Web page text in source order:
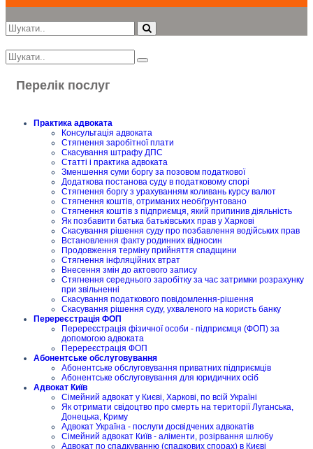
Перелік послуг
Практика адвоката
Консультація адвоката
Стягнення заробітної плати
Скасування штрафу ДПС
Статті і практика адвоката
Зменшення суми боргу за позовом податкової
Додаткова постанова суду в податковому спорі
Стягнення боргу з урахуванням коливань курсу валют
Стягнення коштів, отриманих необґрунтовано
Стягнення коштів з підприємця, який припинив діяльність
Як позбавити батька батьківських прав у Харкові
Скасування рішення суду про позбавлення водійських прав
Встановлення факту родинних відносин
Продовження терміну прийняття спадщини
Стягнення інфляційних втрат
Внесення змін до актового запису
Стягнення середнього заробітку за час затримки розрахунку
при звільненні
Скасування податкового повідомлення-рішення
Скасування рішення суду, ухваленого на користь банку
Перереєстрація ФОП
Перереєстрація фізичної особи - підприємця (ФОП) за
допомогою адвоката
Перереєстрація ФОП
Абонентське обслуговування
Абонентське обслуговування приватних підприємців
Абонентське обслуговування для юридичних осіб
Адвокат Київ
Сімейний адвокат у Києві, Харкові, по всій Україні
Як отримати свідоцтво про смерть на території Луганська,
Донецька, Криму
Адвокат Україна - послуги досвідчених адвокатів
Сімейний адвокат Київ - аліменти, розірвання шлюбу
Адвокат по спадкуванню (спадкових спорах) в Києві